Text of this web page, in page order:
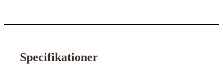
Specifikationer